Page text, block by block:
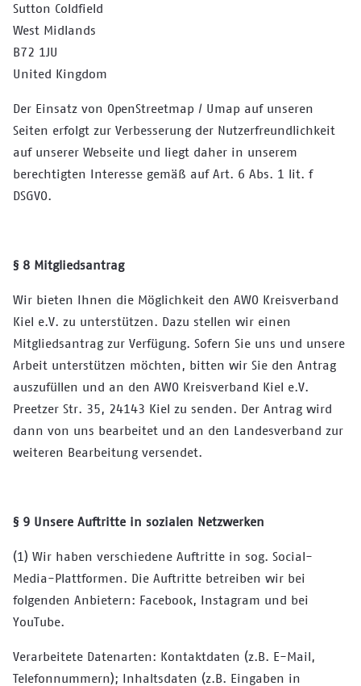
Sutton Coldfield
West Midlands
B72 1JU
United Kingdom
Der Einsatz von OpenStreetmap / Umap auf unseren
Seiten erfolgt zur Verbesserung der Nutzerfreundlichkeit
auf unserer Webseite und liegt daher in unserem
berechtigten Interesse gemäß auf Art. 6 Abs. 1 lit. f
DSGVO.
§ 8 Mitgliedsantrag
Wir bieten Ihnen die Möglichkeit den AWO Kreisverband
Kiel e.V. zu unterstützen. Dazu stellen wir einen
Mitgliedsantrag zur Verfügung. Sofern Sie uns und unsere
Arbeit unterstützen möchten, bitten wir Sie den Antrag
auszufüllen und an den AWO Kreisverband Kiel e.V.
Preetzer Str. 35, 24143 Kiel zu senden. Der Antrag wird
dann von uns bearbeitet und an den Landesverband zur
weiteren Bearbeitung versendet.
§ 9 Unsere Auftritte in sozialen Netzwerken
(1) Wir haben verschiedene Auftritte in sog. Social-
Media-Plattformen. Die Auftritte betreiben wir bei
folgenden Anbietern: Facebook, Instagram und bei
YouTube.
Verarbeitete Datenarten: Kontaktdaten (z.B. E-Mail,
Telefonnummern); Inhaltsdaten (z.B. Eingaben in